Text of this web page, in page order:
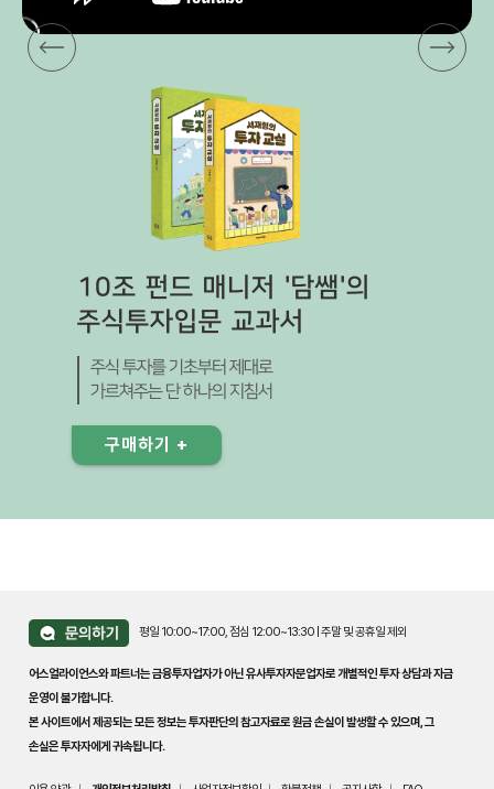
10조 펀드 매니저 '담쌤'의
주식투자입문 교과서
주식 투자를 기초부터 제대로
가르쳐주는 단 하나의 지침서
구매하기 +
평일 10:00~17:00, 점심 12:00~13:30 주말 및 공휴일 제외
어스얼라이언스와 파트너는 금융투자업자가 아닌 유사투자자문업자로 개별적인 투자 상담과 자금
운영이 불가합니다.
본 사이트에서 제공되는 모든 정보는 투자판단의 참고자료로 원금 손실이 발생할 수 있으며, 그
손실은 투자자에게 귀속됩니다.